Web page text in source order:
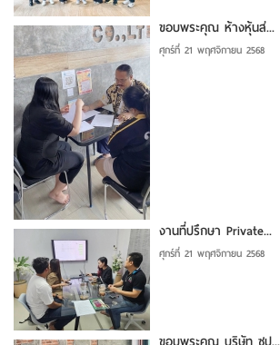
ขอบพระคุณ ห้างหุ้นส่...
ศุกร์ที่ 21 พฤศจิกายน 2568
งานที่ปรึกษา Private...
ศุกร์ที่ 21 พฤศจิกายน 2568